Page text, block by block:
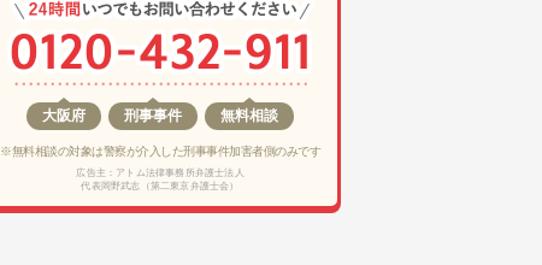
大阪府 刑事事件 無料相談
※無料相談の対象は警察が介入した刑事事件加害者側のみです
広告主：アトム法律事務所弁護士法人
代表岡野武志（第二東京弁護士会）